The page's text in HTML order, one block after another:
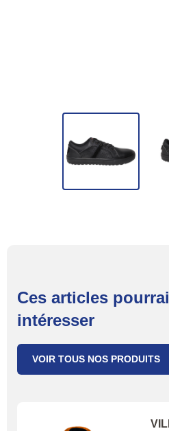
Ces articles
intéresser
VOIR TOUS NOS PRODUITS